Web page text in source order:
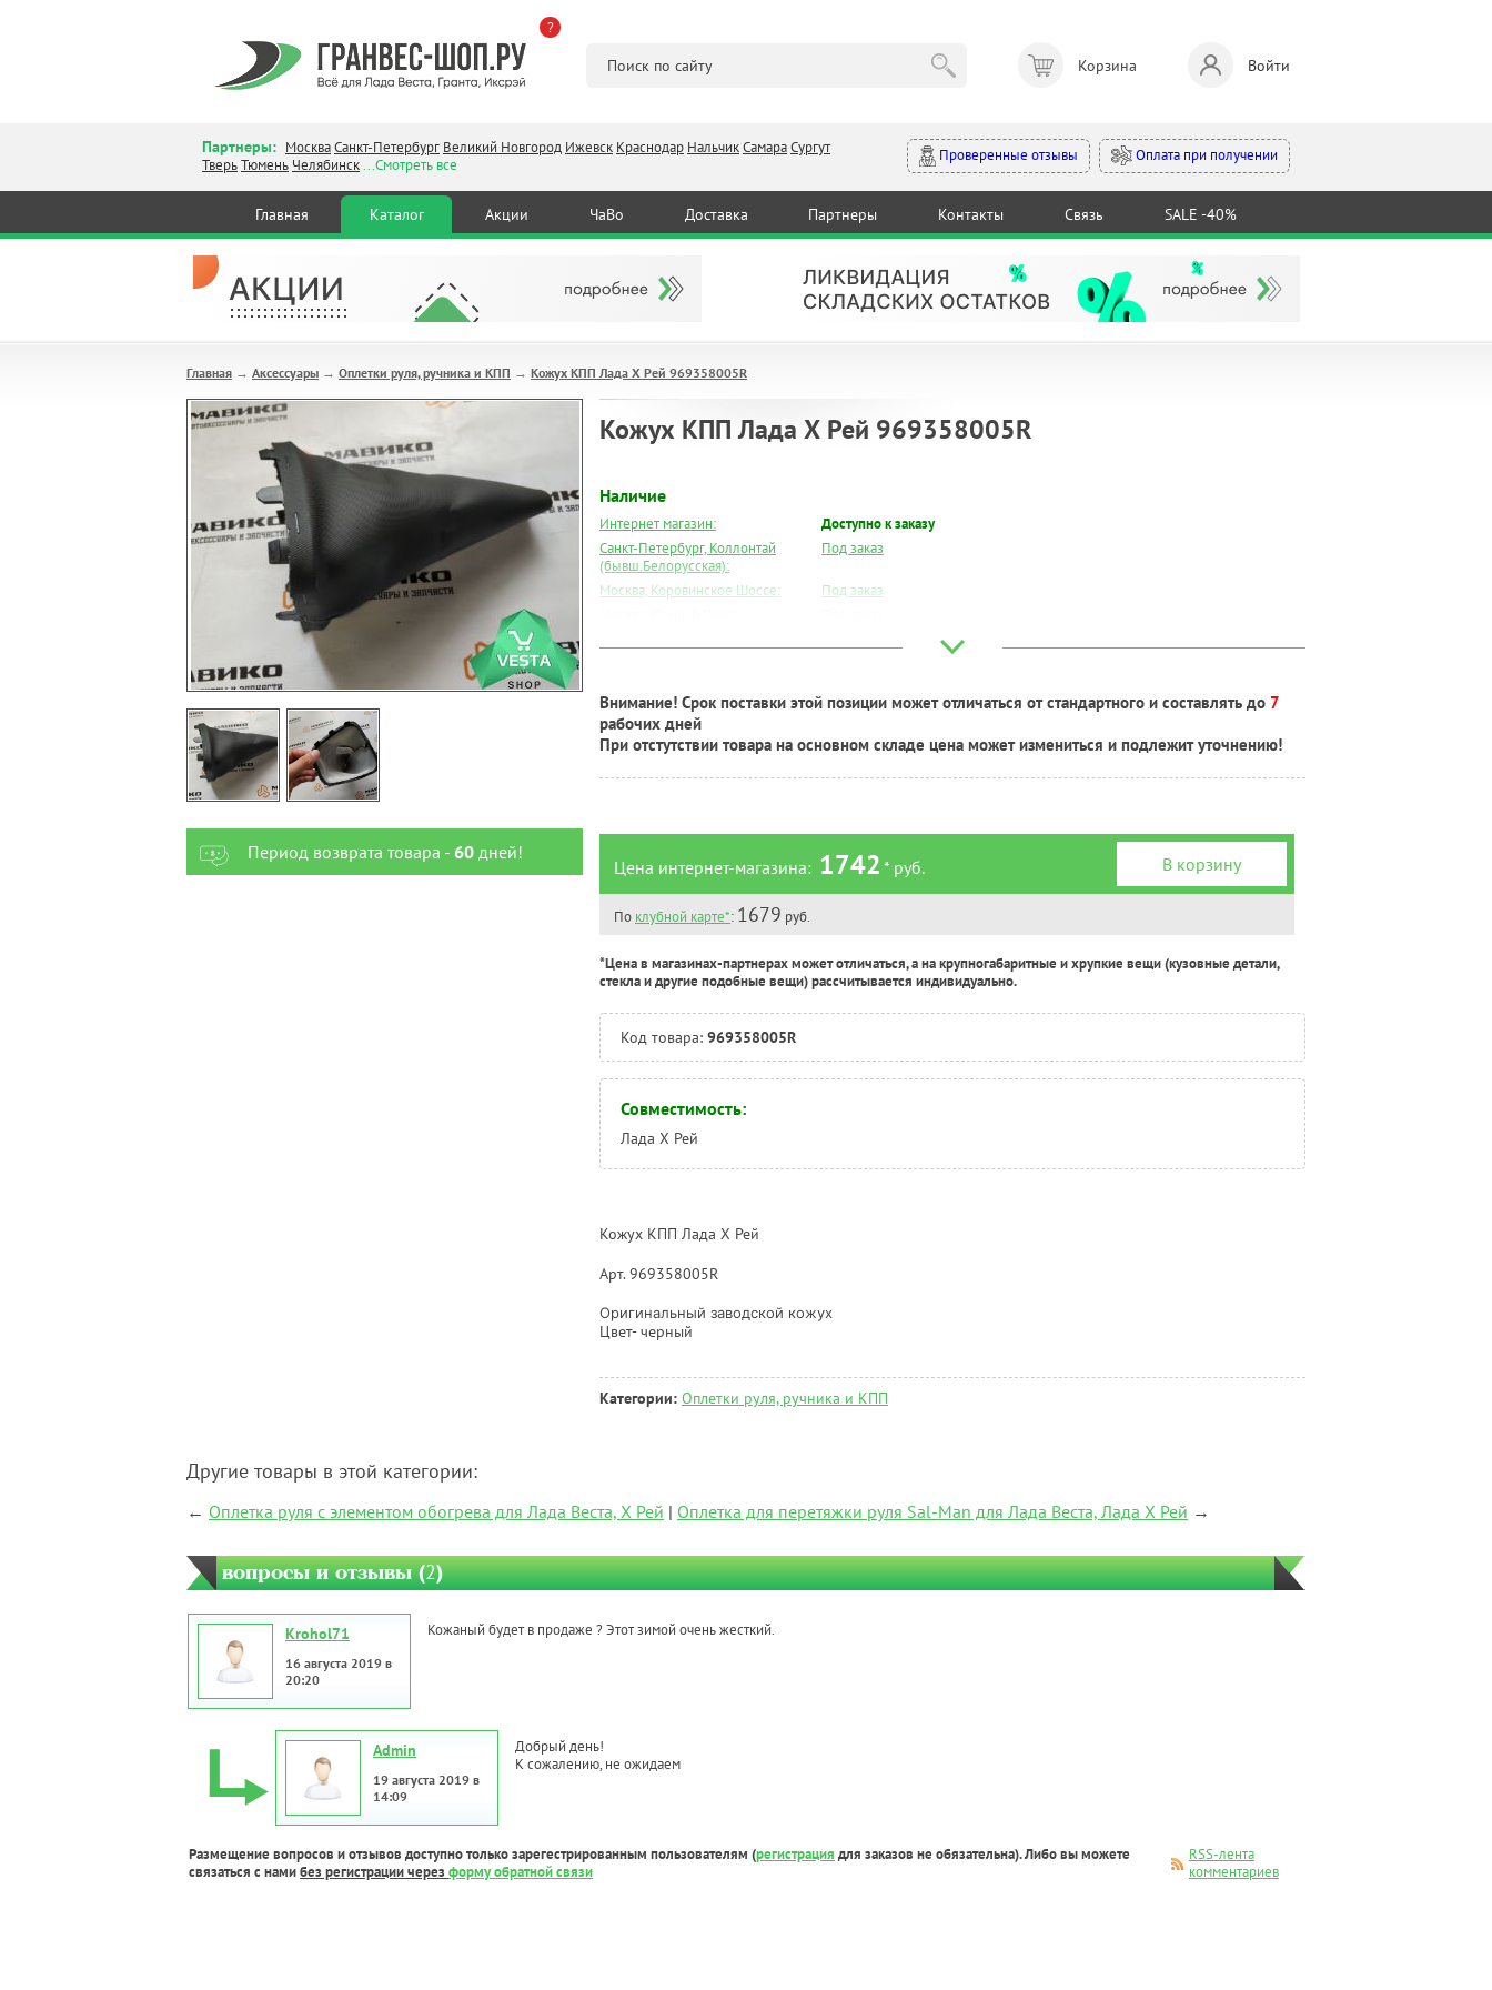
?
Корзина Войти
Партнеры: МоскваСанкт-Петербург Великий Новгород Ижевск Краснодар НальчикСамараСургут
ТверьТюмень Челябинск...Смотреть все
Проверенные отзывы Оплата при получении
Главная Каталог Акции ЧаВо Доставка Партнеры Контакты Связь SALE -40%
Главная → Аксессуары → Оплетки руля, ручника и КПП → Кожух КПП Лада Х Рей 969358005R
Период возврата товара - 60дней!
Кожух КПП Лада Х Рей 969358005R
Наличие
Интернет магазин:
Доступно к заказу
Санкт-Петербург, Коллонтай
(бывш.Белорусская):
Под заказ
Москва, Коровинское Шоссе:
Под заказ
Самара:
Под заказ
Тверь:
Внимание! Срок поставки этой позиции может отличаться от стандартного и составлять до 7
рабочих дней
При отстутствии товара на основном складе цена может измениться и подлежит уточнению!
Цена интернет-магазина: 1742 * руб. В корзину
По клубной карте*: 1679 руб.
*Цена в магазинах-партнерах может отличаться, а на крупногабаритные и хрупкие вещи (кузовные детали,
стекла и другие подобные вещи) рассчитывается индивидуально.
Код товара: 969358005R
Совместимость:
Лада Х Рей
Кожух КПП Лада Х Рей
Арт. 969358005R
Оригинальный заводской кожух
Цвет- черный
Категории: Оплетки руля, ручника и КПП
Другие товары в этой категории:
← Оплетка руля с элементом обогрева для Лада Веста, Х Рей | Оплетка для перетяжки руля Sal-Man для Лада Веста, Лада Х Рей →
вопросы и отзывы (2)
Krohol71
16 августа 2019 в
20:20
Кожаный будет в продаже ? Этот зимой очень жесткий.
Admin
19 августа 2019 в
14:09
Добрый день!
К сожалению, не ожидаем
Размещение вопросов и отзывов доступно только зарегестрированным пользователям (регистрация для заказов не обязательна). Либо вы можете
связаться с намибез регистрации через форму обратной связи
RSS-лента
комментариев